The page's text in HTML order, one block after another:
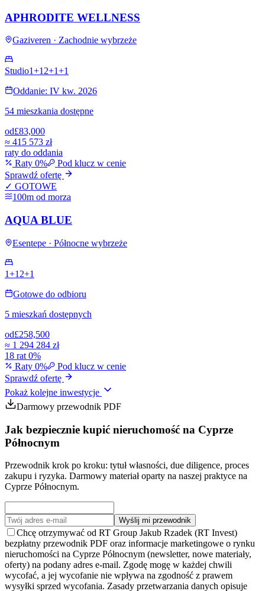
APHRODITE WELLNESS
Gaziveren · Zachodnie wybrzeże
Studio1+12+1+1
Oddanie: IV kw. 2026
54 mieszkania dostępne
od£83,000
≈ 415 573 zł
raty do oddania
Raty 0%
Pod klucz w cenie
Sprawdź ofertę
✓ GOTOWE
100m od morza
AQUA BLUE
Esentepe · Północne wybrzeże
1+1 2+1
Gotowe do odbioru
5 mieszkań dostępnych
od£258,500
≈ 1 294 284 zł
18 rat 0%
Raty 0%
Pod klucz w cenie
Sprawdź ofertę
Pokaż kolejne inwestycje
Darmowy przewodnik PDF
Jak bezpiecznie kupić nieruchomość na Cyprze
Północnym
Przewodnik krok po kroku: tytuł własności, due diligence, proces
zakupu i ryzyka. Darmowy materiał oparty na naszej praktyce na
Cyprze Północnym.
Wyślij mi przewodnik
Chcę otrzymywać od RT Group Jakub Rzadek (RT Invest)
bezpłatny przewodnik PDF oraz informacje marketingowe o rynku
nieruchomości na Cyprze Północnym (newsletter, nowe materiały,
oferty) na podany adres e-mail. Zgodę mogę w każdej chwili
wycofać, a jej wycofanie nie wpływa na zgodność z prawem
wysyłki sprzed wycofania. Zasady przetwarzania danych opisuje